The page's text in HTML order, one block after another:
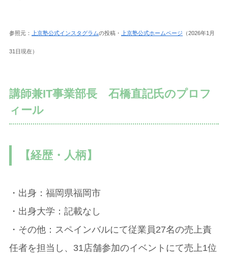
参照元： 上京塾公式インスタグラムの投稿・ 上京塾公式ホームページ （2026年1月
31日現在）
講師兼IT事業部長 石橋直記氏のプロフ
ィール
【経歴・人柄】
・出身：福岡県福岡市
・出身大学：記載なし
・その他：スペインバルにて従業員27名の売上責
任者を担当し、31店舗参加のイベントにて売上1位